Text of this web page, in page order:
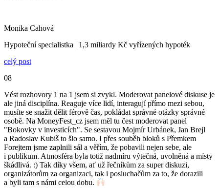
Monika Cahová
Hypoteční specialistka | 1,3 miliardy Kč vyřízených hypoték
celý post
08
Vést rozhovory 1 na 1 jsem si zvykl. Moderovat panelové diskuse je
ale jiná disciplína. Reaguje více lidí, interagují přímo mezi sebou,
musíte se snažit dělit férově čas, pokládat správné otázky správné
osobě. Na MoneyFest_cz jsem měl tu čest moderovat panel
"Bokovky v investicích". Se sestavou Mojmír Urbánek, Jan Brejl
a Radoslav Kubiš to šlo samo. I přes souběh bloků s Přemkem
Forejtem jsme zaplnili sál a věřím, že pobavili nejen sebe, ale
i publikum. Atmosféra byla totiž nadmíru výtečná, uvolněná a místy
škádlivá. :) Tak díky všem, ať už řečníkům za super diskuzi,
organizátorům za organizaci, tak i posluchačům za to, že dorazili
a byli tam s námi celou dobu.